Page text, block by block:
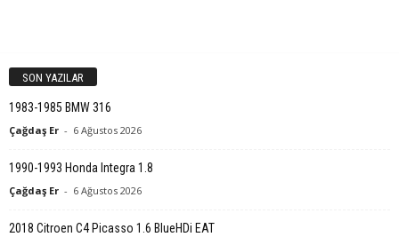
SON YAZILAR
1983-1985 BMW 316
Çağdaş Er - 6 Ağustos 2026
1990-1993 Honda Integra 1.8
Çağdaş Er - 6 Ağustos 2026
2018 Citroen C4 Picasso 1.6 BlueHDi EAT